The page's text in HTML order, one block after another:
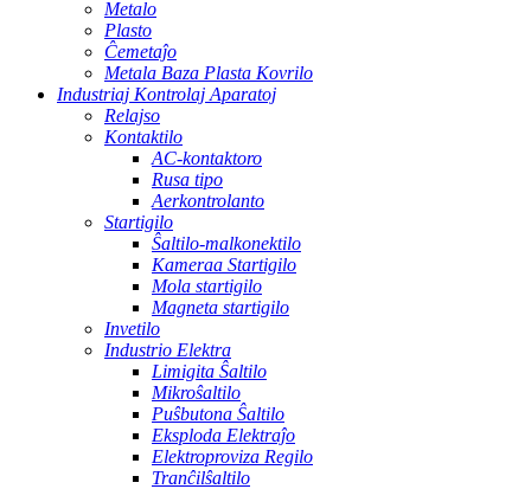
Metalo
Plasto
Ĉemetaĵo
Metala Baza Plasta Kovrilo
Industriaj Kontrolaj Aparatoj
Relajso
Kontaktilo
AC-kontaktoro
Rusa tipo
Aerkontrolanto
Startigilo
Ŝaltilo-malkonektilo
Kameraa Startigilo
Mola startigilo
Magneta startigilo
Invetilo
Industrio Elektra
Limigita Ŝaltilo
Mikroŝaltilo
Puŝbutona Ŝaltilo
Eksploda Elektraĵo
Elektroproviza Regilo
Tranĉilŝaltilo